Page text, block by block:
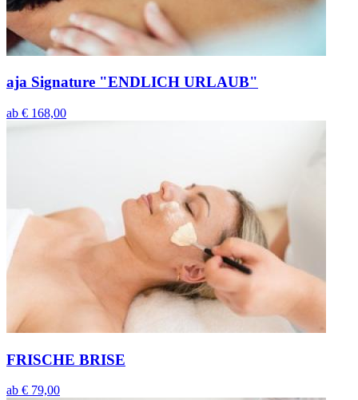
aja Signature "ENDLICH URLAUB"
ab € 168,00
FRISCHE BRISE
ab € 79,00